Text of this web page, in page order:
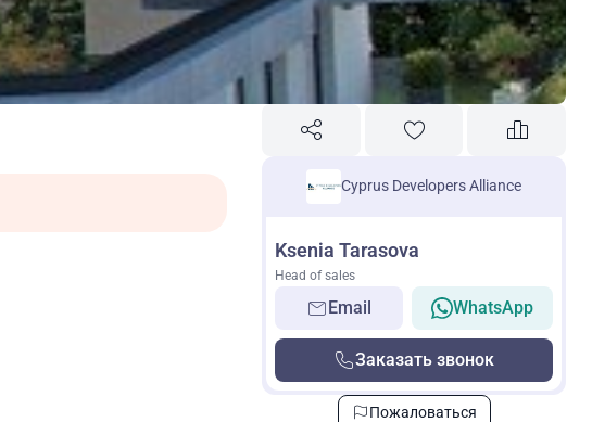
Cyprus Developers Alliance
Ksenia Tarasova
Head of sales
Email WhatsApp
Заказать звонок
Пожаловаться